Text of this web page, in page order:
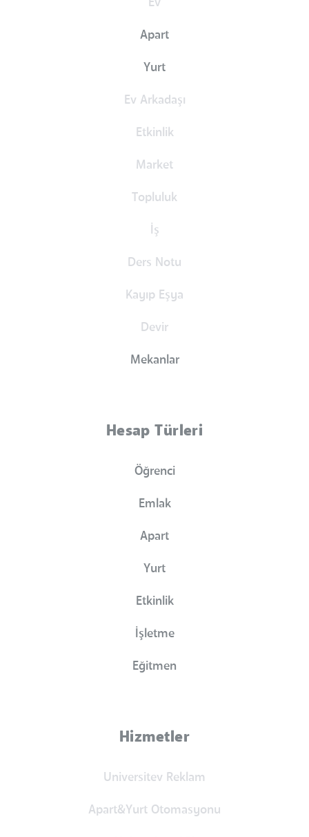
Ev
Apart
Yurt
Ev Arkadaşı
Etkinlik
Market
Topluluk
İş
Ders Notu
Kayıp Eşya
Devir
Mekanlar
Hesap Türleri
Öğrenci
Emlak
Apart
Yurt
Etkinlik
İşletme
Eğitmen
Hizmetler
Universitev Reklam
Apart&Yurt Otomasyonu